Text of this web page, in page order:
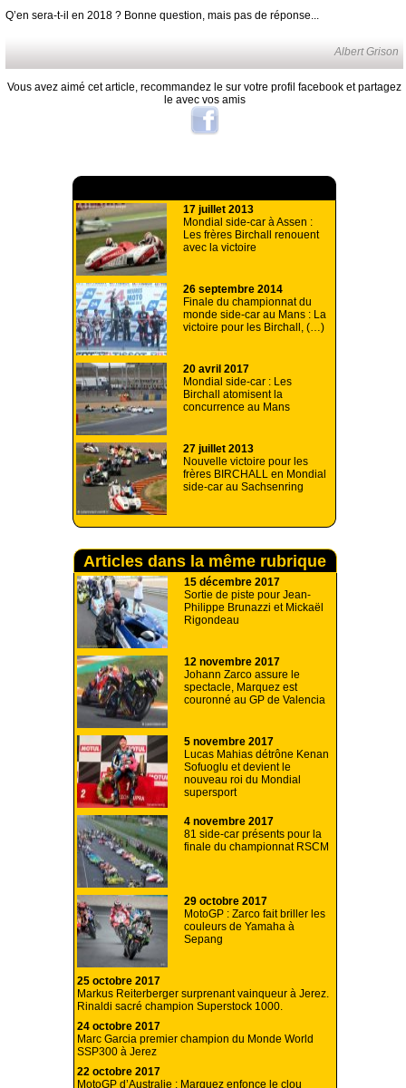
Q’en sera-t-il en 2018 ? Bonne question, mais pas de réponse...
Albert Grison
Vous avez aimé cet article, recommandez le sur votre profil facebook et partagez
le avec vos amis
17 juillet 2013
Mondial side-car à Assen :
Les frères Birchall renouent
avec la victoire
26 septembre 2014
Finale du championnat du
monde side-car au Mans : La
victoire pour les Birchall, (…)
20 avril 2017
Mondial side-car : Les
Birchall atomisent la
concurrence au Mans
27 juillet 2013
Nouvelle victoire pour les
frères BIRCHALL en Mondial
side-car au Sachsenring
Articles dans la même rubrique
15 décembre 2017
Sortie de piste pour Jean-
Philippe Brunazzi et Mickaël
Rigondeau
12 novembre 2017
Johann Zarco assure le
spectacle, Marquez est
couronné au GP de Valencia
5 novembre 2017
Lucas Mahias détrône Kenan
Sofuoglu et devient le
nouveau roi du Mondial
supersport
4 novembre 2017
81 side-car présents pour la
finale du championnat RSCM
29 octobre 2017
MotoGP : Zarco fait briller les
couleurs de Yamaha à
Sepang
25 octobre 2017
Markus Reiterberger surprenant vainqueur à Jerez.
Rinaldi sacré champion Superstock 1000.
24 octobre 2017
Marc Garcia premier champion du Monde World
SSP300 à Jerez
22 octobre 2017
MotoGP d’Australie : Marquez enfonce le clou